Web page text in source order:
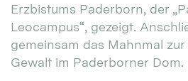
Erzbistums Paderborn, der
Leocampus“, gezeigt.
gemeinsam das Mahnmal
Gewalt im Paderborner Dom.